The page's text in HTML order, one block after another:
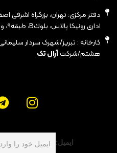
دفتر مرکزی: تهران، بزرگراه اشرفى
ادارى رونيكا پالاس، بلوكB، طبقه٩، واحد ٢٩٢
هشتم/شرکتآرال تک
ایمیل: